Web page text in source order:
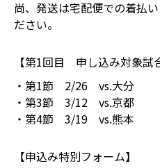
尚、発送は宅配便での着払
ださい。
【第1回目 申し込み対象試
・第1節 2/26 vs.大分
・第3節 3/12 vs.京都
・第4節 3/19 vs.熊本
【申込み特別フォーム】